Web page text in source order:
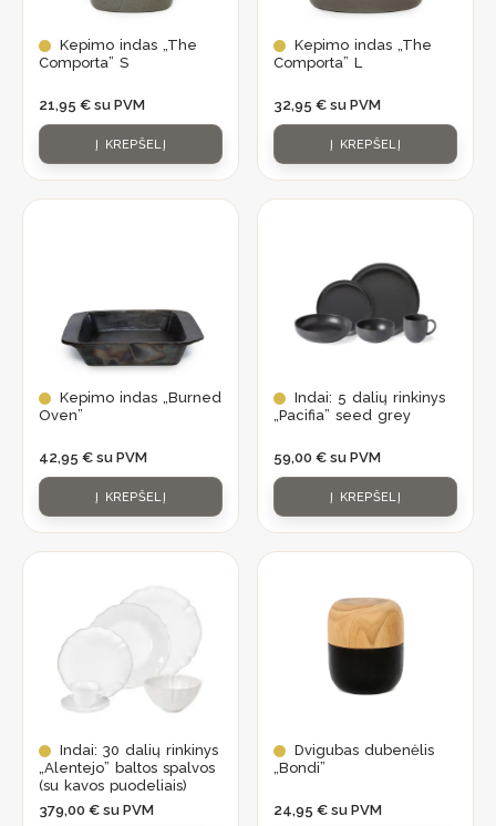
Kepimo indas „The
Comporta” S
21,95 € su PVM
Į KREPŠELĮ
Kepimo indas „The
Comporta” L
32,95 € su PVM
Į KREPŠELĮ
Kepimo indas „Burned
Oven”
42,95 € su PVM
Į KREPŠELĮ
Indai: 5 dalių rinkinys
„Pacifia” seed grey
59,00 € su PVM
Į KREPŠELĮ
Indai: 30 dalių rinkinys
„Alentejo” baltos spalvos
(su kavos puodeliais)
379,00 € su PVM
Dvigubas dubenėlis
„Bondi”
24,95 € su PVM